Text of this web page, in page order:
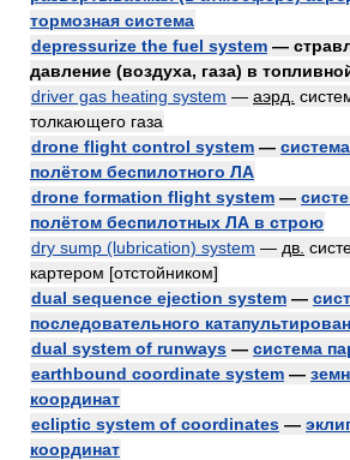
тормозная система
depressurize the fuel system —
давление (воздуха, газа) в
driver gas heating system — аэрд.
толкающего газа
drone flight control system —
полётом беспилотного ЛА
drone formation flight system —
полётом беспилотных ЛА в строю
dry sump (lubrication) system — дв.
картером [отстойником]
dual sequence ejection system —
последовательного
dual system of runways — система
earthbound coordinate system —
координат
ecliptic system of coordinates —
координат